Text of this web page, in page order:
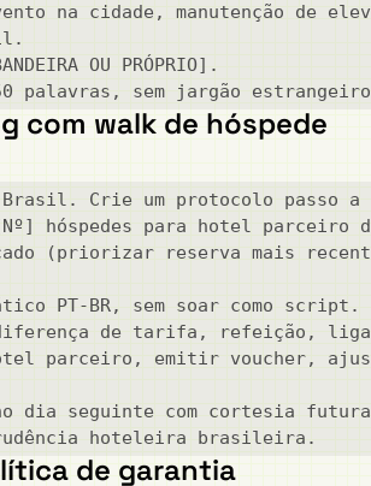
na cidade, manutenção de
OU PRÓPRIO].
palavras, sem jargão estrangeiro
com walk de hóspede
Brasil. Crie um protocolo passo
hóspedes para hotel
(priorizar reserva mais
PT-BR, sem soar como script.
de tarifa, refeição,
parceiro, emitir voucher, ajustar
dia seguinte com cortesia
hoteleira brasileira.
de garantia